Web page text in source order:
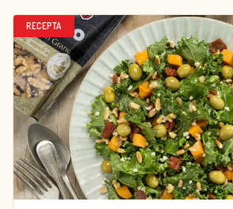
RECEPTA